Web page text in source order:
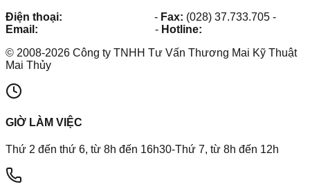
Điện thoại:
- Fax: (028) 37.733.705 -
Email:
- Hotline:
© 2008-2026 Công ty TNHH Tư Vấn Thương Mai Kỹ Thuật
Mai Thủy
GIỜ LÀM VIỆC
Thứ 2 đến thứ 6, từ 8h đến 16h30-Thứ 7, từ 8h đến 12h